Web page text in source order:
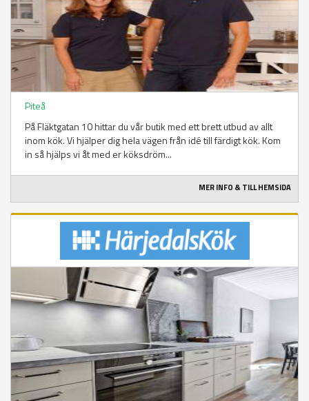
Piteå
På Fläktgatan 10 hittar du vår butik med ett brett utbud av allt
inom kök. Vi hjälper dig hela vägen från idé till färdigt kök. Kom
in så hjälps vi åt med er köksdröm...
MER INFO & TILL HEMSIDA